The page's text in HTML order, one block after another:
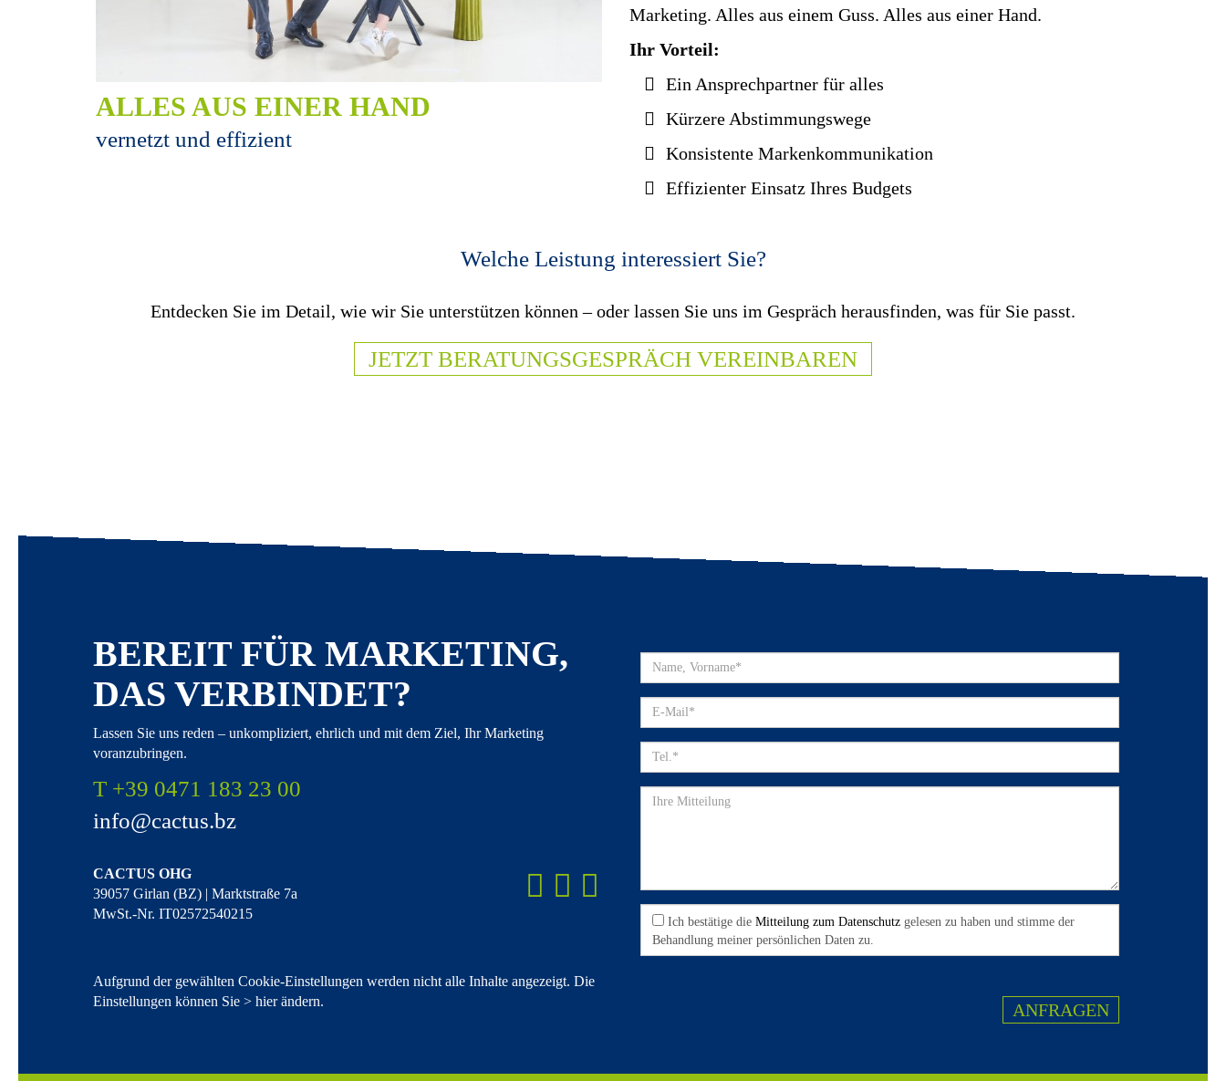
ALLES AUS EINER HAND
vernetzt und effizient
Marketing. Alles aus einem Guss. Alles aus einer Hand.
Ihr Vorteil:
Ein Ansprechpartner für alles
Kürzere Abstimmungswege
Konsistente Markenkommunikation
Effizienter Einsatz Ihres Budgets
Welche Leistung interessiert Sie?
Entdecken Sie im Detail, wie wir Sie unterstützen können – oder lassen Sie uns im Gespräch herausfinden, was für Sie passt.
JETZT BERATUNGSGESPRÄCH VEREINBAREN
BEREIT FÜR MARKETING,
DAS VERBINDET?
Lassen Sie uns reden – unkompliziert, ehrlich und mit dem Ziel, Ihr Marketing
voranzubringen.
T +39 0471 183 23 00
info@cactus.bz
CACTUS OHG
39057 Girlan (BZ) | Marktstraße 7a
MwSt.-Nr. IT02572540215
Aufgrund der gewählten Cookie-Einstellungen werden nicht alle Inhalte angezeigt. Die
Einstellungen können Sie > hier ändern.
Ich bestätige die Mitteilung zum Datenschutz gelesen zu haben und stimme der
Behandlung meiner persönlichen Daten zu.
ANFRAGEN